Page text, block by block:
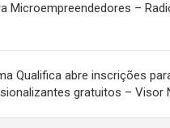
Microempreendedores –
Qualifica abre inscrições
gratuitos – Visor